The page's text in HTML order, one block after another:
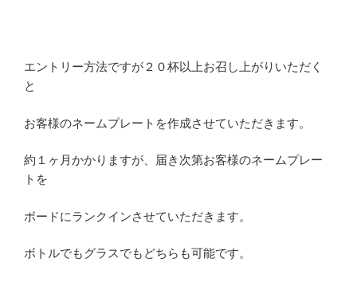
エントリー方法ですが２０杯以上お召し上がりいただく
と
お客様のネームプレートを作成させていただきます。
約１ヶ月かかりますが、届き次第お客様のネームプレー
トを
ボードにランクインさせていただきます。
ボトルでもグラスでもどちらも可能です。